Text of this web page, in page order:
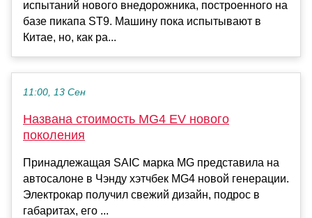
испытаний нового внедорожника, построенного на
базе пикапа ST9. Машину пока испытывают в
Китае, но, как ра...
11:00, 13 Сен
Названа стоимость MG4 EV нового
поколения
Принадлежащая SAIC марка MG представила на
автосалоне в Чэнду хэтчбек MG4 новой генерации.
Электрокар получил свежий дизайн, подрос в
габаритах, его ...